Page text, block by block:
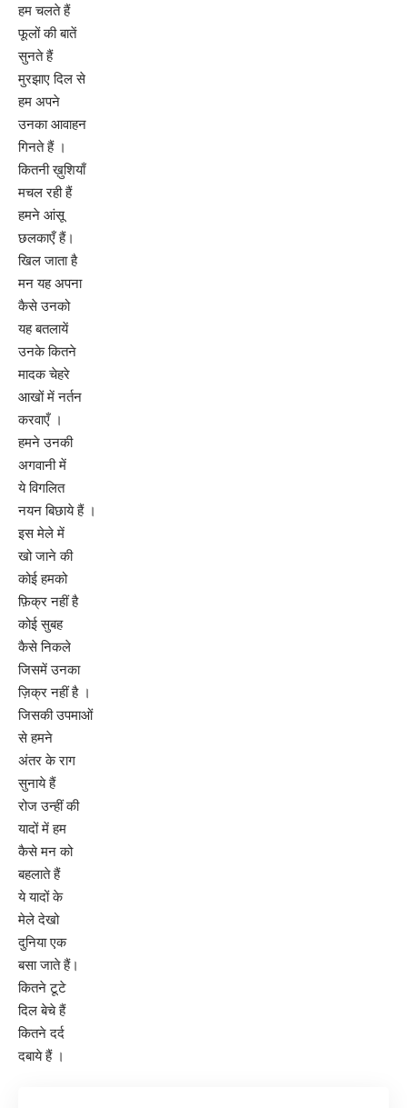
हम चलते हैं
फूलों की बातें
सुनते हैं
मुरझाए दिल से
हम अपने
उनका आवाहन
गिनते हैं ।
कितनी ख़ुशियाँ
मचल रही हैं
हमने आंसू
छलकाएँ हैं।
खिल जाता है
मन यह अपना
कैसे उनको
यह बतलायें
उनके कितने
मादक चेहरे
आखों में नर्तन
करवाएँ ।
हमने उनकी
अगवानी में
ये विगलित
नयन बिछाये हैं ।
इस मेले में
खो जाने की
कोई हमको
फ़िक्र नहीं है
कोई सुबह
कैसे निकले
जिसमें उनका
ज़िक्र नहीं है ।
जिसकी उपमाओं
से हमने
अंतर के राग
सुनाये हैं
रोज उन्हीं की
यादों में हम
कैसे मन को
बहलाते हैं
ये यादों के
मेले देखो
दुनिया एक
बसा जाते हैं।
कितने टूटे
दिल बेचे हैं
कितने दर्द
दबाये हैं ।